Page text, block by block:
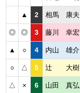
▲ 2 相馬 康夫
◎ ◎ 3 藤川 幸宏
▲ ○ 4 内山 雄介
○ △ 5 辻 大樹
△ × 6 山田 真弘